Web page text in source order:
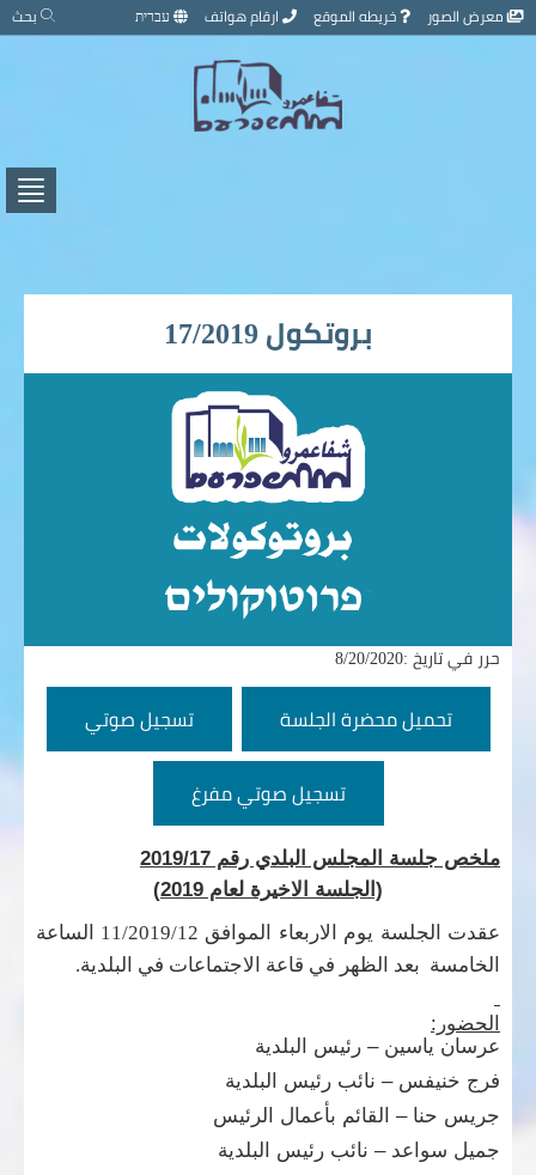
تخطي
إلى
محتوى
الصفحة
معرض الصور خريطه الموقع ارقام هواتف עברית بحث
لفتح
بروتكول 17/2019
حرر في تاريخ :8/20/2020
تحميل محضرة الجلسة تسجيل صوتي
تسجيل صوتي مفرغ
ملخص جلسة المجلس البلدي رقم 2019/17
(الجلسة الاخيرة لعام 2019)
عقدت الجلسة يوم الاربعاء الموافق 2019/12
/
11 الساعة
الخامسة بعد الظهر في قاعة الاجتماعات في البلدية.
الحضور:
عرسان ياسين – رئيس البلدية
فرج خنيفس – نائب رئيس البلدية
جريس حنا – القائم بأعمال الرئيس
جميل سواعد – نائب رئيس البلدية